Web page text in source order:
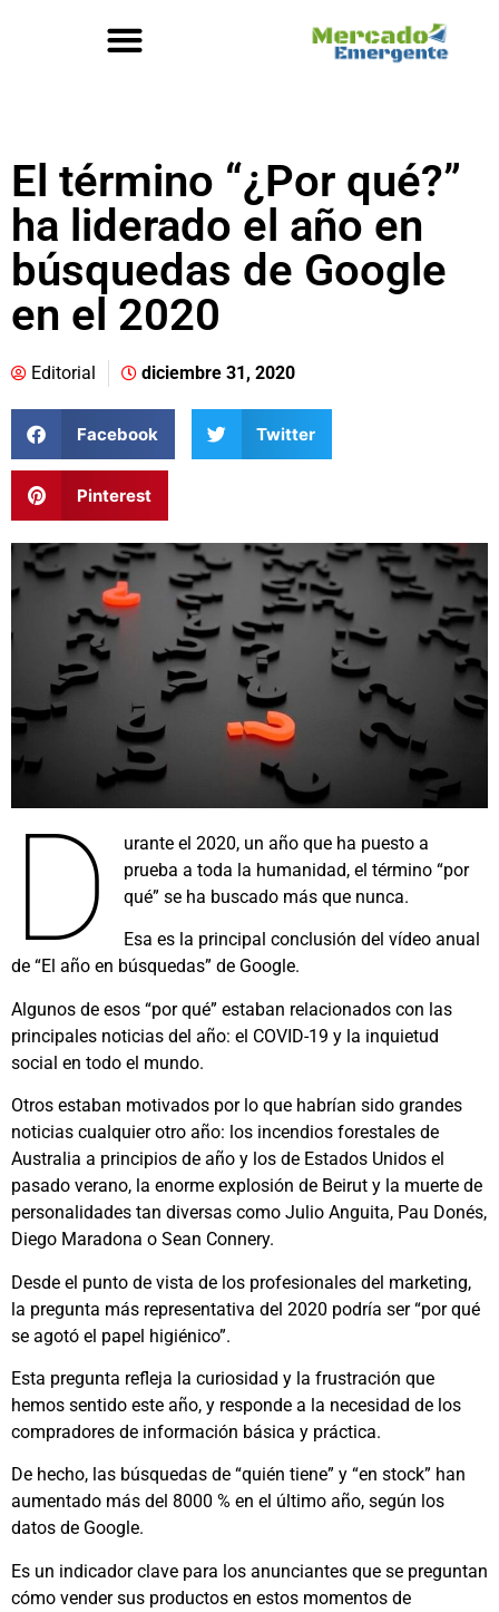
El término “¿Por qué?”
ha liderado el año en
búsquedas de Google
en el 2020
Editorial diciembre 31, 2020
Facebook Twitter
Pinterest
D
urante el 2020, un año que ha puesto a
prueba a toda la humanidad, el término “por
qué” se ha buscado más que nunca.
Esa es la principal conclusión del vídeo anual
de “El año en búsquedas” de Google.
Algunos de esos “por qué” estaban relacionados con las
principales noticias del año: el COVID-19 y la inquietud
social en todo el mundo.
Otros estaban motivados por lo que habrían sido grandes
noticias cualquier otro año: los incendios forestales de
Australia a principios de año y los de Estados Unidos el
pasado verano, la enorme explosión de Beirut y la muerte de
personalidades tan diversas como Julio Anguita, Pau Donés,
Diego Maradona o Sean Connery.
Desde el punto de vista de los profesionales del marketing,
la pregunta más representativa del 2020 podría ser “por qué
se agotó el papel higiénico”.
Esta pregunta refleja la curiosidad y la frustración que
hemos sentido este año, y responde a la necesidad de los
compradores de información básica y práctica.
De hecho, las búsquedas de “quién tiene” y “en stock” han
aumentado más del 8000 % en el último año, según los
datos de Google.
Es un indicador clave para los anunciantes que se preguntan
cómo vender sus productos en estos momentos de